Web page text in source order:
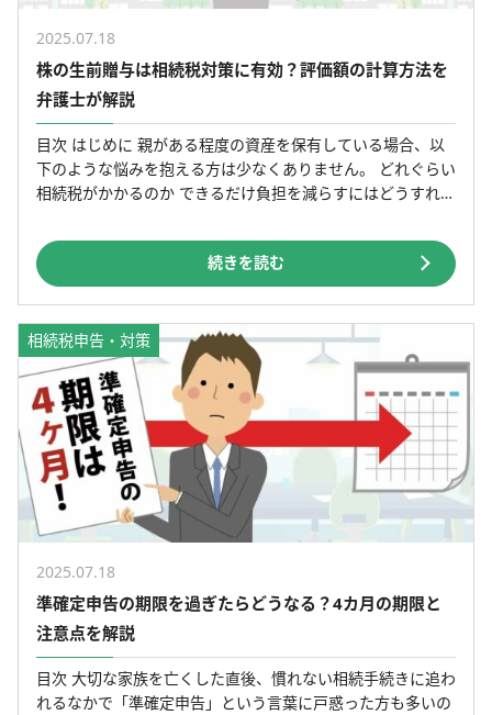
2025.07.18
株の生前贈与は相続税対策に有効？評価額の計算方法を
弁護士が解説
目次 はじめに 親がある程度の資産を保有している場合、以
下のような悩みを抱える方は少なくありません。 どれぐらい
相続税がかかるのか できるだけ負担を減らすにはどうすれば
続きを読む
相続税申告・対策
2025.07.18
準確定申告の期限を過ぎたらどうなる？4カ月の期限と
注意点を解説
目次 大切な家族を亡くした直後、慣れない相続手続きに追わ
れるなかで「準確定申告」という言葉に戸惑った方も多いの